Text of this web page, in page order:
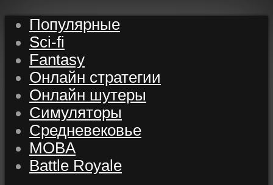
Популярные
Sci-fi
Fantasy
Онлайн стратегии
Онлайн шутеры
Симуляторы
Средневековье
MOBA
Battle Royale